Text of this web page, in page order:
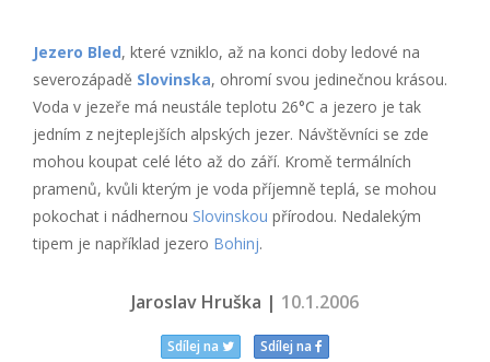
Jezero Bled, které vzniklo, až na konci doby ledové na
severozápadě Slovinska, ohromí svou jedinečnou krásou.
Voda v jezeře má neustále teplotu 26°C a jezero je tak
jedním z nejteplejších alpských jezer. Návštěvníci se zde
mohou koupat celé léto až do září. Kromě termálních
pramenů, kvůli kterým je voda příjemně teplá, se mohou
pokochat i nádhernou Slovinskou přírodou. Nedalekým
tipem je například jezero Bohinj.
Jaroslav Hruška | 10.1.2006
Sdílej na Sdílej na